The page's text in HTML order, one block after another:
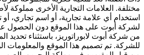
مختلفة. العلامات التجارية الأخرى مملوكة
استخدام أي علامة تجارية، أو اسم تجاري،
لشركة أبوت على هذا الموقع دون الحصول
من شركة أبوت لابوراتوريز، باستثناء تحديد
للشركة. تم تصميم هذا الموقع والمعلومات